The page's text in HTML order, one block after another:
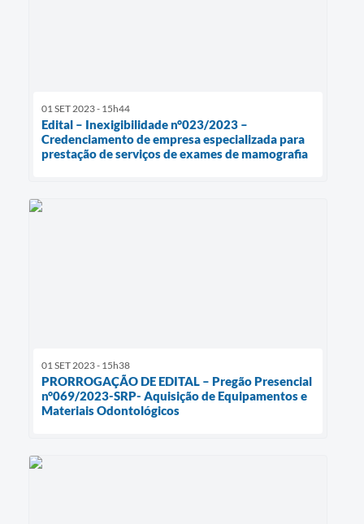
01 SET 2023 - 15h44
Edital – Inexigibilidade n°023/2023 –
Credenciamento de empresa especializada para
prestação de serviços de exames de mamografia
01 SET 2023 - 15h38
PRORROGAÇÃO DE EDITAL – Pregão Presencial
n°069/2023-SRP- Aquisição de Equipamentos e
Materiais Odontológicos